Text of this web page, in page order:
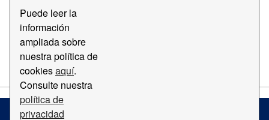
Puede leer la
información
ampliada sobre
nuestra política de
cookiesaquí.
Consulte nuestra
política de
privacidad
API(verAPI Docs ).